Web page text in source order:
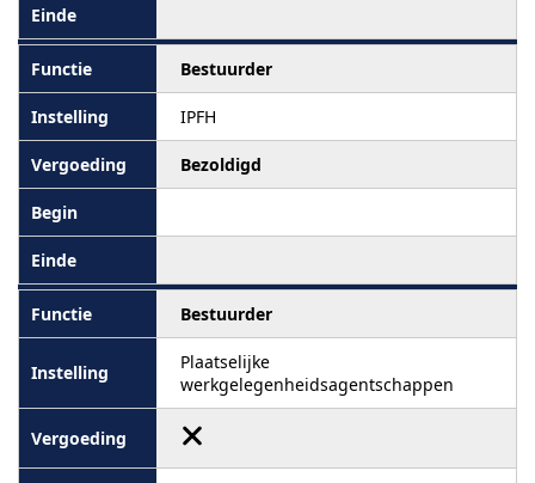
Bestuurder
IPFH
Bezoldigd
Bestuurder
Plaatselijke
werkgelegenheidsagentschappen